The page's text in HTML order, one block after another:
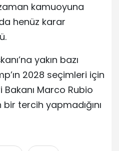
kamuoyuna
henüz karar
yakın bazı
2028 seçimleri için
Bakanı Marco Rubio
tercih yapmadığını